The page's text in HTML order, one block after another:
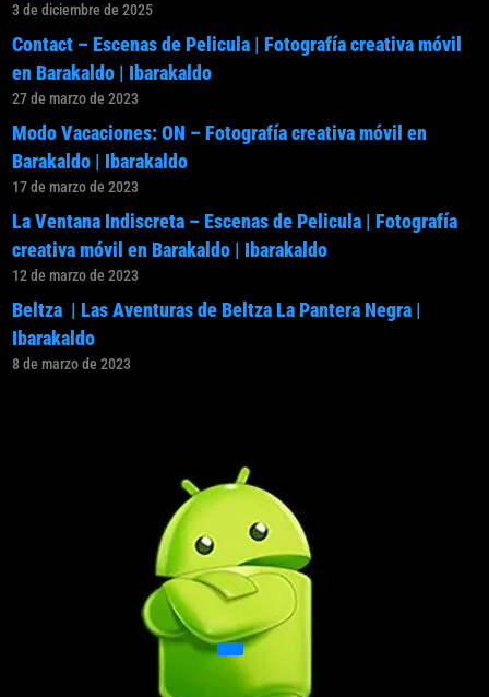
3 de diciembre de 2025
Contact – Escenas de Pelicula | Fotografía creativa móvil
en Barakaldo | Ibarakaldo
27 de marzo de 2023
Modo Vacaciones: ON – Fotografía creativa móvil en
Barakaldo | Ibarakaldo
17 de marzo de 2023
La Ventana Indiscreta – Escenas de Pelicula | Fotografía
creativa móvil en Barakaldo | Ibarakaldo
12 de marzo de 2023
Beltza | Las Aventuras de Beltza La Pantera Negra |
Ibarakaldo
8 de marzo de 2023